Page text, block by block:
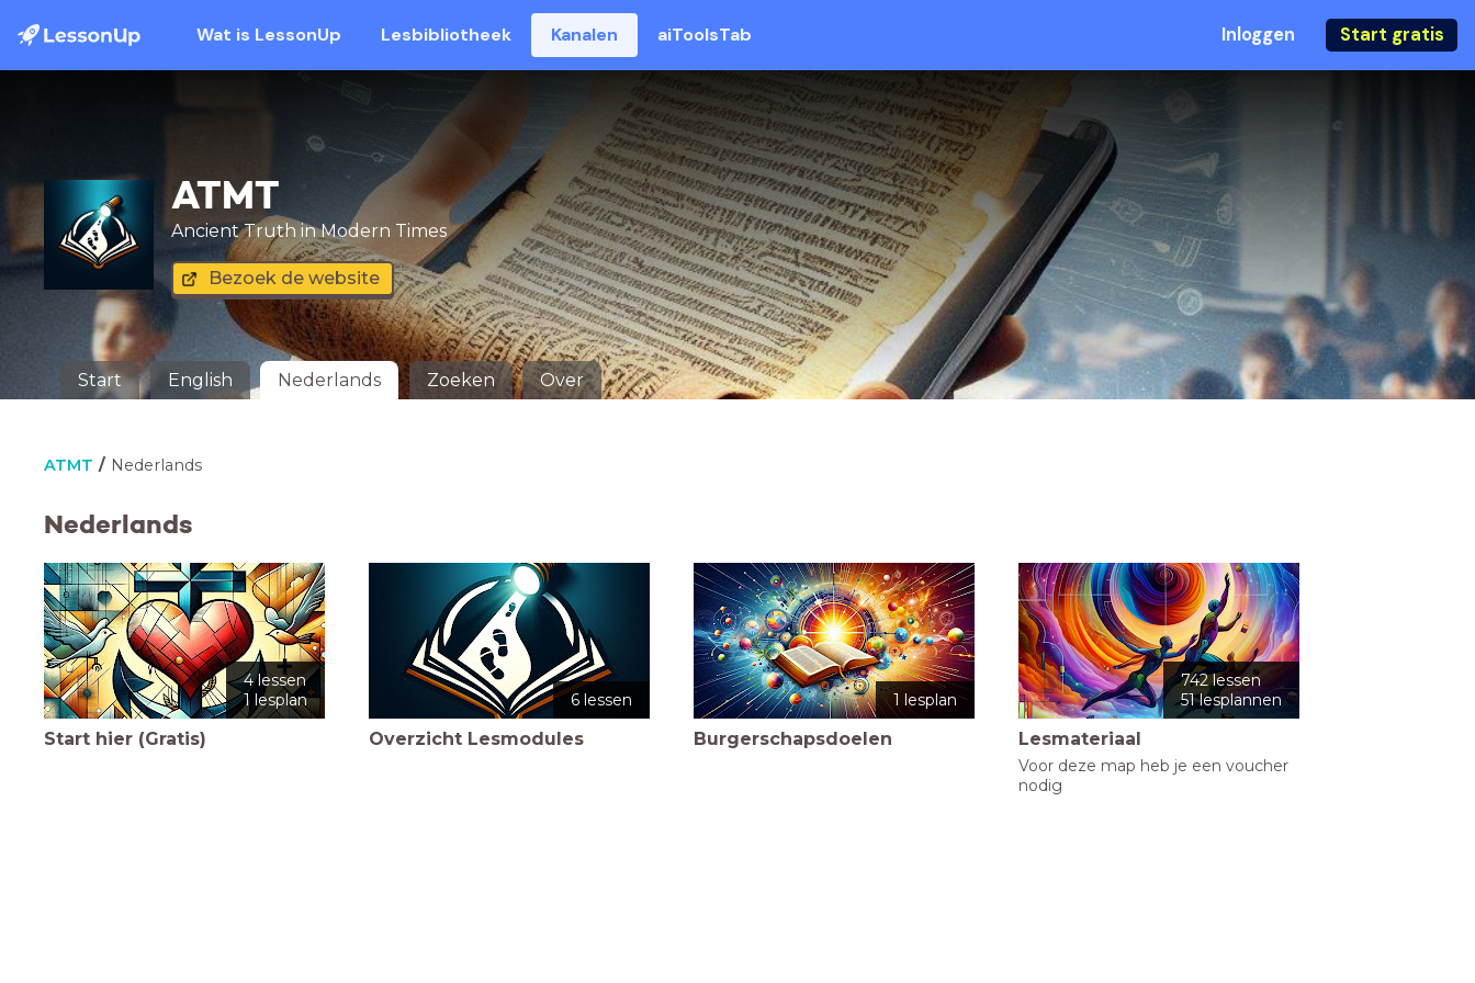
Wat is LessonUp Lesbibliotheek Kanalen aiToolsTab Inloggen Start gratis
ATMT
Ancient Truth in Modern Times
Bezoek de website
Start English Nederlands Zoeken Over
ATMT Nederlands
Nederlands
4 lessen
1 lesplan
Start hier (Gratis)
6 lessen
Overzicht Lesmodules
1 lesplan
Burgerschapsdoelen
742 lessen
51 lesplannen
Lesmateriaal
Voor deze map heb je een voucher
nodig